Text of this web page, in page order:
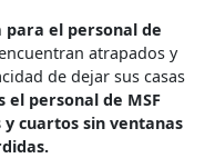
para el personal de
atrapados y
de dejar sus casas
el personal de MSF
cuartos sin ventanas